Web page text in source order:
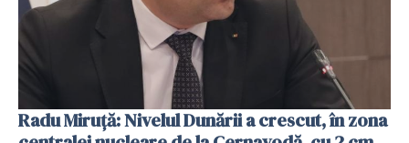
Radu Miruţă: Nivelul Dunării a crescut, în zona